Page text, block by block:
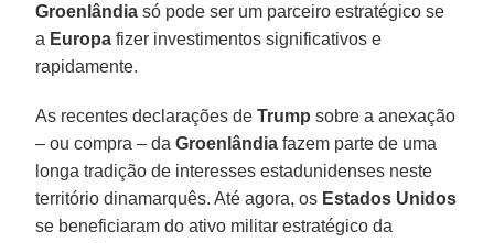
Groenlândia só pode ser um parceiro estratégico se
a Europa fizer investimentos significativos e
rapidamente.
As recentes declarações deTrump sobre a anexação
– ou compra – daGroenlândia fazem parte de uma
longa tradição de interesses estadunidenses neste
território dinamarquês. Até agora, os Estados Unidos
se beneficiaram do ativo militar estratégico da